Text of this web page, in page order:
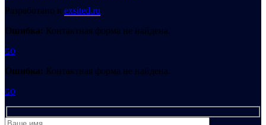
Разработано в exsited.ru
Ошибка: Контактная форма не найдена.
GO
Ошибка: Контактная форма не найдена.
GO